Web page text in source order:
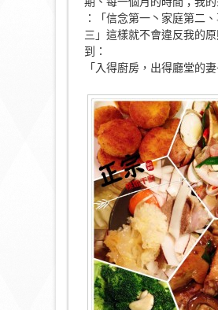
：「信念第一丶家庭第二
三」 這樣就不會違反我的
到：
「入得廚房，出得廳堂的妻